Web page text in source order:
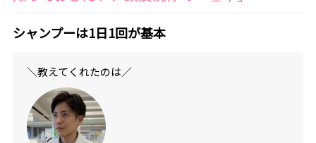
シャンプーは1日1回が基本
＼教えてくれたのは／